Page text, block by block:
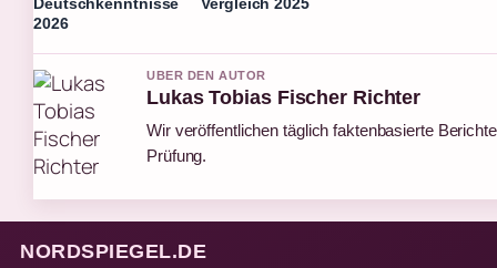
2026
UBER DEN AUTOR
Lukas Tobias Fischer Richter
Wir veröffentlichen täglich faktenbasierte
Prüfung.
NORDSPIEGEL.DE